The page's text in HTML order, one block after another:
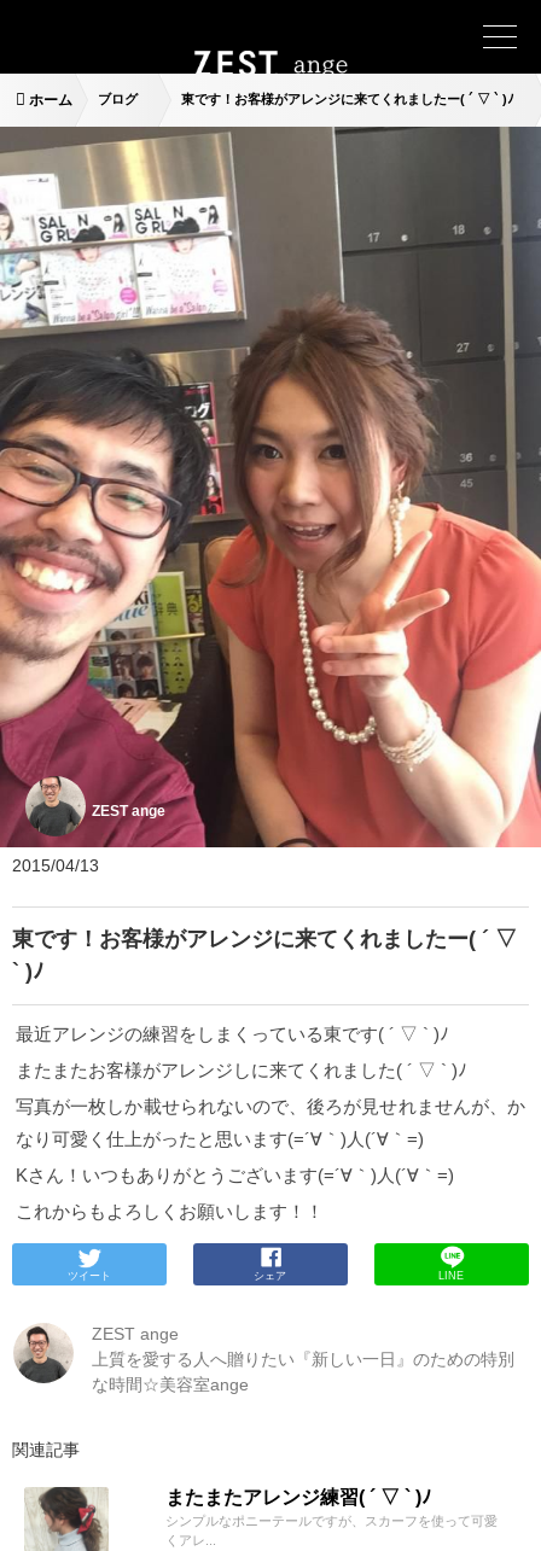
ホーム ブログ 東です！お客様がアレンジに来てくれましたー( ´ ▽ ` )ﾉ
ZEST ange
2015/04/13
東です！お客様がアレンジに来てくれましたー( ´ ▽
` )ﾉ
最近アレンジの練習をしまくっている東です( ´ ▽ ` )ﾉ
またまたお客様がアレンジしに来てくれました( ´ ▽ ` )ﾉ
写真が一枚しか載せられないので、後ろが見せれませんが、か
なり可愛く仕上がったと思います(=´∀｀)人(´∀｀=)
Kさん！いつもありがとうございます(=´∀｀)人(´∀｀=)
これからもよろしくお願いします！！
ツイート シェア LINE
ZEST ange
上質を愛する人へ贈りたい『新しい一日』のための特別
な時間☆美容室ange
関連記事
またまたアレンジ練習( ´ ▽ ` )ﾉ
シンプルなポニーテールですが、スカーフを使って可愛
くアレ...